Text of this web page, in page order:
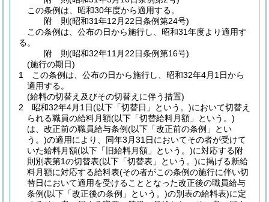
この条例は、昭和30年度から適用する。
附 則(昭和31年12月22日条例第24号)
この条例は、公布の日から施行し、昭和31年度より適用す
る。
附 則(昭和32年11月22日条例第16号)
(施行の期日)
1
この条例は、公布の日から施行し、昭和32年4月1日から
適用する。
(給料の切替え及びその切替えに伴う措置)
2
昭和32年4月1日(以下「切替日」という。)において切替え
られる職員の給料月額(以下「切替給料月額」という。)
は、改正前の職員給与条例(以下「改正前の条例」とい
う。)の適用により、同年3月31日においてその者が受けて
いた給料月額(以下「旧給料月額」という。)に対応する附
則別表第1の切替表(以下「切替表」という。)に掲げる新給
料月額に対応する給料表(その者がこの条例の施行に伴い切
替日において適用を受けることとなった改正後の職員給与
条例(以下「改正後の条例」という。)の別表の給料表)に定